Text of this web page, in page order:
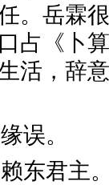
。岳霖
占《卜
活，辞
误。
东君主